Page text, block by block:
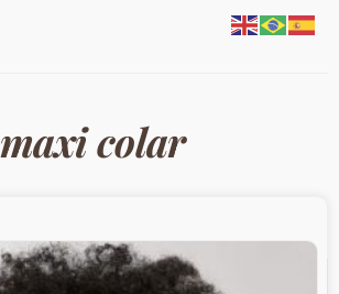
maxi colar